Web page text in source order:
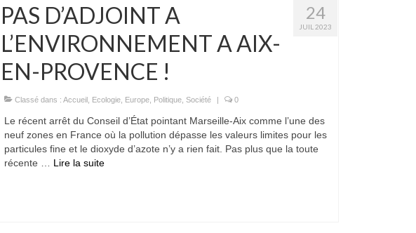
24
JUIL 2023
PAS D’ADJOINT A
L’ENVIRONNEMENT A AIX-
EN-PROVENCE !
Classé dans : Accueil, Ecologie, Europe, Politique, Société | 0
Le récent arrêt du Conseil d’État pointant Marseille-Aix comme l’une des
neuf zones en France où la pollution dépasse les valeurs limites pour les
particules fine et le dioxyde d’azote n’y a rien fait. Pas plus que la toute
récente … Lire la suite­­